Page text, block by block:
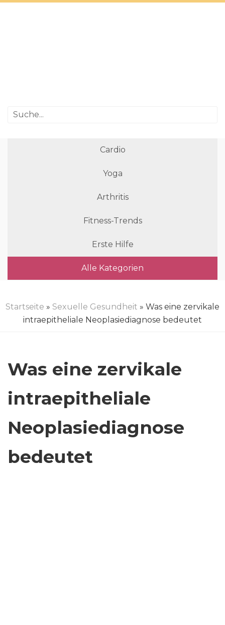
Cardio
Yoga
Arthritis
Fitness-Trends
Erste Hilfe
Alle Kategorien
Startseite » Sexuelle Gesundheit » Was eine zervikale
intraepitheliale Neoplasiediagnose bedeutet
Was eine zervikale
intraepitheliale
Neoplasiediagnose
bedeutet